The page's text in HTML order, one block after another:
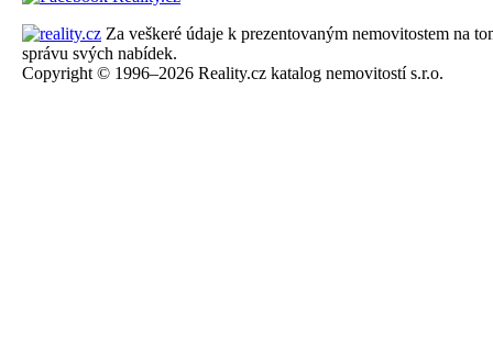
Za veškeré údaje k prezentovaným nemovitostem na
správu svých nabídek.
Copyright © 1996–2026 Reality.cz katalog nemovitostí s.r.o.